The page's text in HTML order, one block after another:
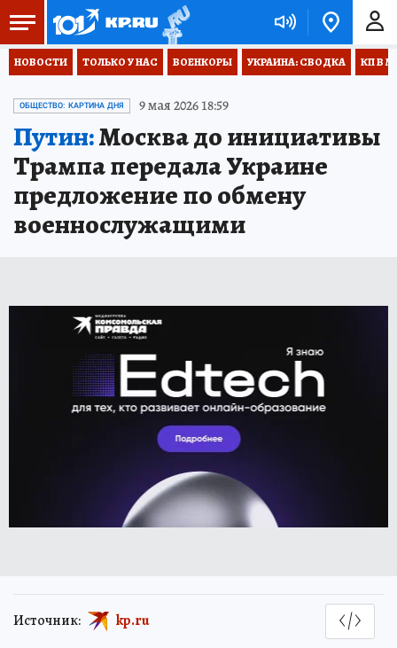
НОВОСТИ ТОЛЬКО У НАС ВОЕНКОРЫ УКРАИНА: СВОДКА КП В
ОБЩЕСТВО: КАРТИНА ДНЯ 9 мая 2026 18:59
Путин:Москва до инициативы
Трампа передала Украине
предложение по обмену
военнослужащими
Источник: kp.ru